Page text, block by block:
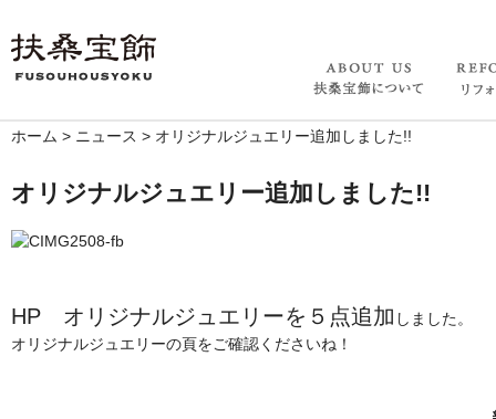
ホーム > ニュース > オリジナルジュエリー追加しました!!
オリジナルジュエリー追加しました!!
HP オリジナルジュエリーを５点追加 しました。
オリジナルジュエリーの頁をご確認くださいね！